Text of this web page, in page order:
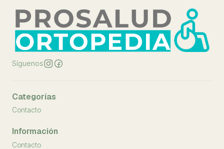
Síguenos
Categorías
Contacto
Información
Contacto